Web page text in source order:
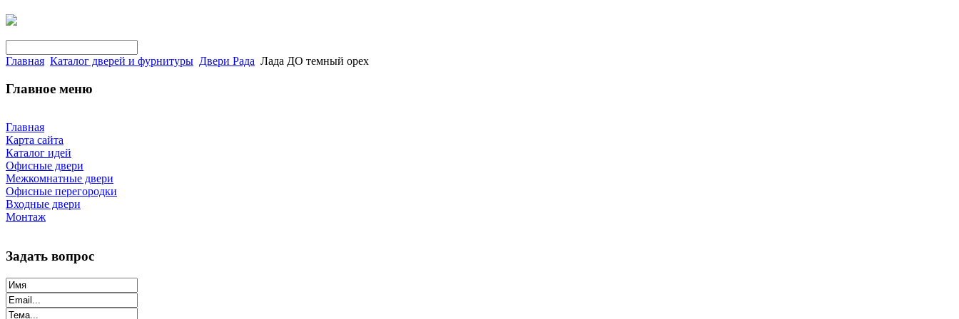
Главная Каталог дверей и фурнитуры Двери Рада Лада ДО темный орех
Главное меню
Главная
Карта сайта
Каталог идей
Офисные двери
Межкомнатные двери
Офисные перегородки
Входные двери
Монтаж
Задать вопрос